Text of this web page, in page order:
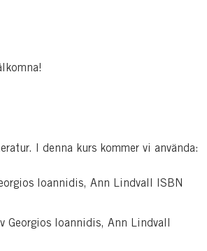
I denna kurs kommer vi använda:
Ioannidis, Ann Lindvall ISBN
Georgios Ioannidis, Ann Lindvall